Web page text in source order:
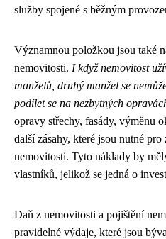
služby spojené s běžným
Významnou položkou jsou také
nemovitosti. I když nemovitost
manželů, druhý manžel se
podílet se na nezbytných
opravy střechy, fasády, výměnu
další zásahy, které jsou nutné
nemovitosti. Tyto náklady by
vlastníků, jelikož se jedná o
Daň z nemovitosti a pojištění
pravidelné výdaje, které jsou